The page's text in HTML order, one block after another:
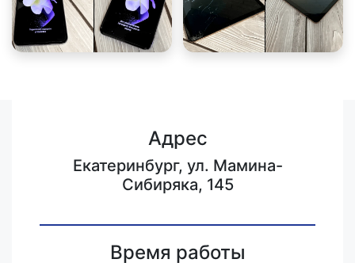
Адрес
Екатеринбург, ул. Мамина-
Сибиряка, 145
Время работы